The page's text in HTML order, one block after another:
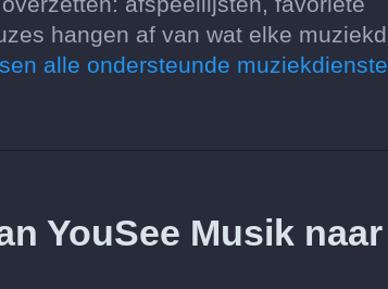
hangen af van wat elke
alle ondersteunde
YouSee Musik naar